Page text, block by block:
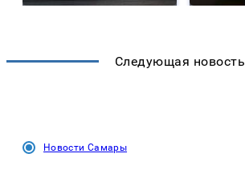
Следующая новость
Новости Самары